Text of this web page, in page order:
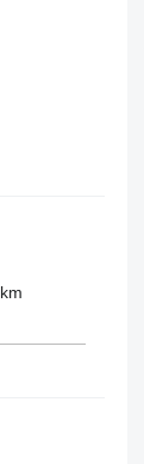
km